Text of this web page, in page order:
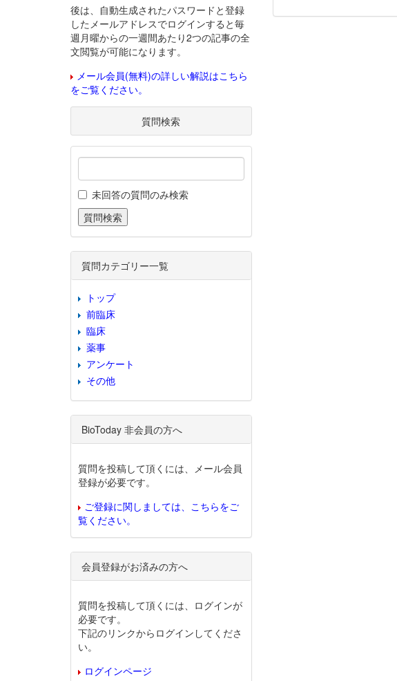
後は、自動生成されたパスワードと登録
したメールアドレスでログインすると毎
週月曜からの一週間あたり2つの記事の全
文閲覧が可能になります。
メール会員(無料)の詳しい解説はこちら
をご覧ください。
質問検索
未回答の質問のみ検索
質問カテゴリー一覧
トップ
前臨床
臨床
薬事
アンケート
その他
BioToday 非会員の方へ
質問を投稿して頂くには、メール会員
登録が必要です。
ご登録に関しましては、こちらをご
覧ください。
会員登録がお済みの方へ
質問を投稿して頂くには、ログインが
必要です。
下記のリンクからログインしてくださ
い。
ログインページ